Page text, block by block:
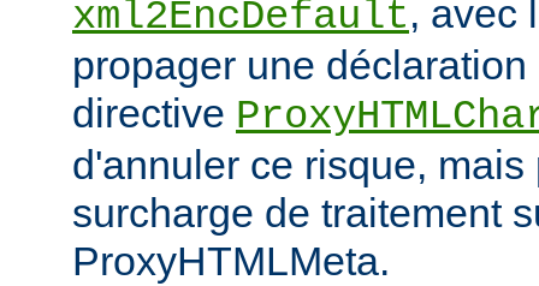
xml2EncDefault, avec
propager une
directive
d'annuler ce risque,
surcharge de traitement
ProxyHTMLMeta.